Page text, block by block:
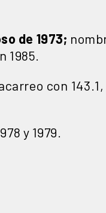
de 1973;
1985.
con 143.1,
y 1979.